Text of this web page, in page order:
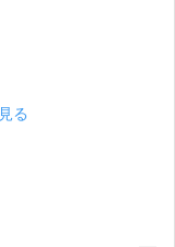
る